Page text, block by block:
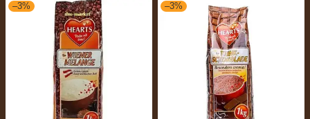
–3% –3%